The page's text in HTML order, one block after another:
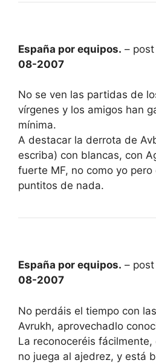
España por equipos. –
08-2007
No se ven las partidas de
vírgenes y los amigos han
mínima.
A destacar la derrota de
escriba) con blancas, con
fuerte MF, no como yo
puntitos de nada.
España por equipos. –
08-2007
No perdáis el tiempo con
Avrukh, aprovechadlo
La reconoceréis
no juega al ajedrez, y está